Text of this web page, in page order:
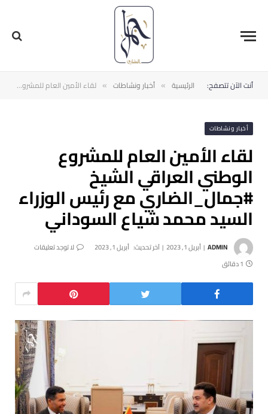
أنت الآن تتصفح: الرئيسية » أخبار ونشاطات » لقاء الأمين العام للمشروع الوطني العراقي الشيخ #جمال_الضاري مع رئيس الوزراء السيد محمد شياع السوداني
أخبار ونشاطات
لقاء الأمين العام للمشروع
الوطني العراقي الشيخ
#جمال_الضاري مع رئيس الوزراء
السيد محمد شياع السوداني
ADMIN أبريل 1, 2023 آخر تحديث: أبريل 1, 2023
لا توجد تعليقات
1 دقائق